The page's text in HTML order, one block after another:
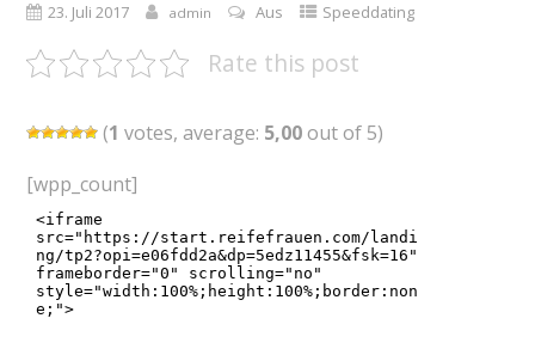
23. Juli 2017 admin Aus Speeddating
Rate this post
(1 votes, average: 5,00out of 5)
[wpp_count]